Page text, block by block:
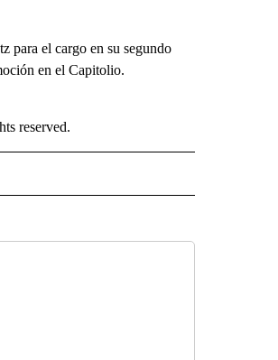
para el cargo en su segundo
en el Capitolio.
reserved.
ABOUT NEW PAGES ON "CNN - SPANISH".